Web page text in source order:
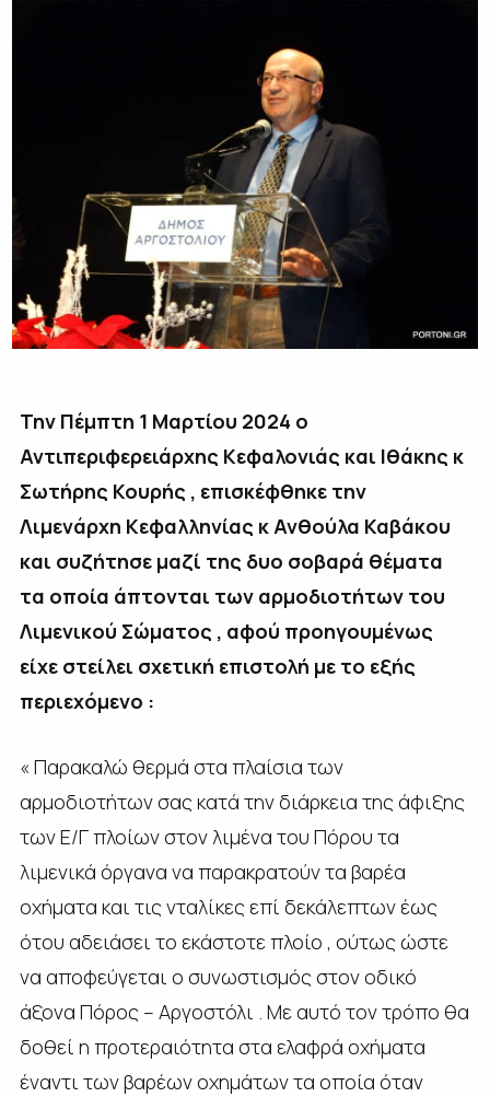
Την Πέμπτη 1 Μαρτίου 2024 ο
Αντιπεριφερειάρχης Κεφαλονιάς και Ιθάκης κ
Σωτήρης Κουρής , επισκέφθηκε την
Λιμενάρχη Κεφαλληνίας κ Ανθούλα Καβάκου
και συζήτησε μαζί της δυο σοβαρά θέματα
τα οποία άπτονται των αρμοδιοτήτων του
Λιμενικού Σώματος , αφού προηγουμένως
είχε στείλει σχετική επιστολή με το εξής
περιεχόμενο :
« Παρακαλώ θερμά στα πλαίσια των
αρμοδιοτήτων σας κατά την διάρκεια της άφιξης
των Ε/Γ πλοίων στον λιμένα του Πόρου τα
λιμενικά όργανα να παρακρατούν τα βαρέα
οχήματα και τις νταλίκες επί δεκάλεπτων έως
ότου αδειάσει το εκάστοτε πλοίο , ούτως ώστε
να αποφεύγεται ο συνωστισμός στον οδικό
άξονα Πόρος – Αργοστόλι . Με αυτό τον τρόπο θα
δοθεί η προτεραιότητα στα ελαφρά οχήματα
έναντι των βαρέων οχημάτων τα οποία όταν